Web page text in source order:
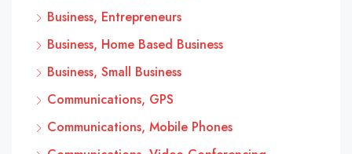
Business, Entrepreneurs
Business, Home Based Business
Business, Small Business
Communications, GPS
Communications, Mobile Phones